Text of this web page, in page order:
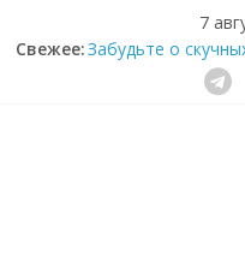
7
Свежее:Забудьте о
которое видит
Небо зовёт: как